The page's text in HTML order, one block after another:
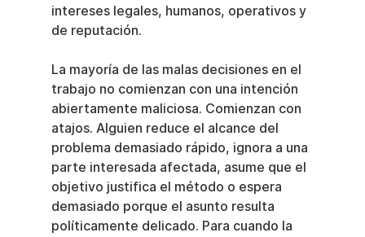
intereses legales, humanos, operativos y
de reputación.
La mayoría de las malas decisiones en el
trabajo no comienzan con una intención
abiertamente maliciosa. Comienzan con
atajos. Alguien reduce el alcance del
problema demasiado rápido, ignora a una
parte interesada afectada, asume que el
objetivo justifica el método o espera
demasiado porque el asunto resulta
políticamente delicado. Para cuando la